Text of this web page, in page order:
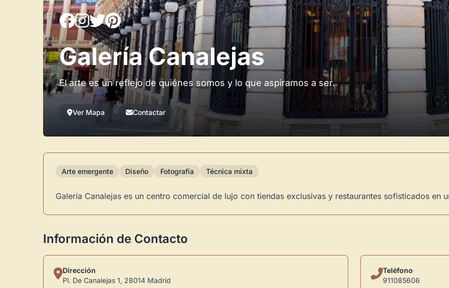
Galería Canalejas
El arte es un reflejo de quiénes somos y lo que aspiramos a ser.
Ver Mapa Contactar
Arte emergente Diseño Fotografía Técnica mixta
Galería Canalejas es un centro comercial de lujo con tiendas exclusivas y restaurantes sofisticados en
Información de Contacto
Dirección
Pl. De Canalejas 1, 28014 Madrid
Teléfono
911085606